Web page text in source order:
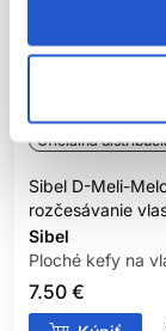
Oficiálna
Sibel D-Meli-
rozčesávanie
Sibel
Ploché kefy na
7.50 €